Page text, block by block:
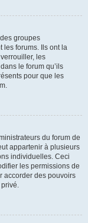
groupes
les forums. Ils ont la
les
le forum qu’ils
pour que les
du forum de
appartenir à plusieurs
individuelles. Ceci
les permissions de
accorder des pouvoirs